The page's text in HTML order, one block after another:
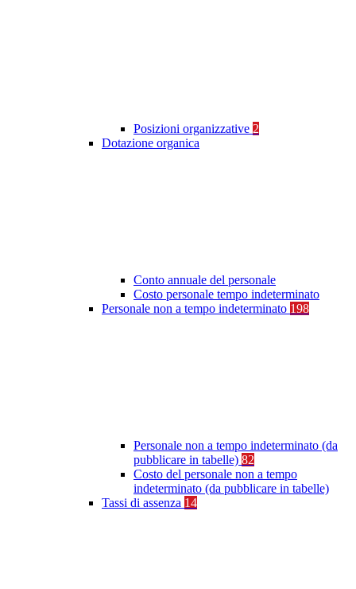
Posizioni organizzative 2
Dotazione organica
Conto annuale del personale
Costo personale tempo indeterminato
Personale non a tempo indeterminato 198
Personale non a tempo indeterminato (da
pubblicare in tabelle) 82
Costo del personale non a tempo
indeterminato (da pubblicare in tabelle)
Tassi di assenza 14